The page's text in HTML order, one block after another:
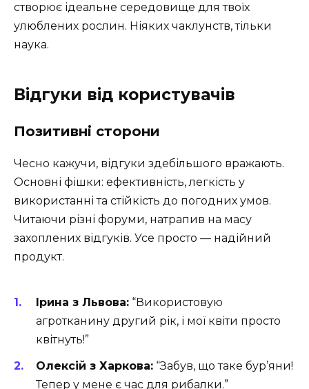
створює ідеальне середовище для твоїх
улюблених рослин. Ніяких чаклунств, тільки
наука.
Відгуки від користувачів
Позитивні сторони
Чесно кажучи, відгуки здебільшого вражають.
Основні фішки: ефективність, легкість у
використанні та стійкість до погодних умов.
Читаючи різні форуми, натрапив на масу
захоплених відгуків. Усе просто — надійний
продукт.
Ірина з Львова: “Використовую
агротканину другий рік, і мої квіти просто
квітнуть!”
Олексій з Харкова: “Забув, що таке бур’яни!
Тепер у мене є час для рибалки.”